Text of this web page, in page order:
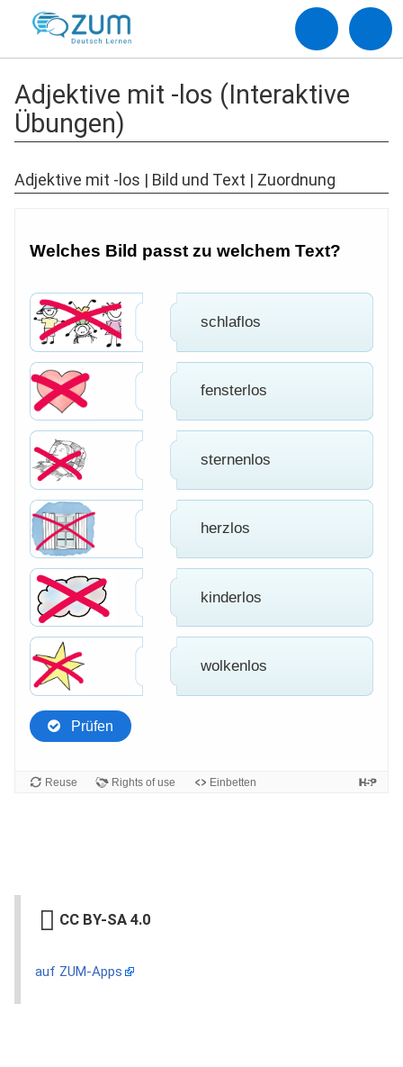
Adjektive mit -los (Interaktive
Übungen)
Adjektive mit -los | Bild und Text | Zuordnung
CC BY-SA 4.0
auf ZUM-Apps